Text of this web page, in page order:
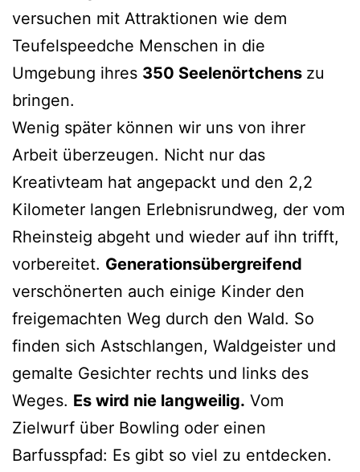
versuchen mit Attraktionen wie dem
Teufelspeedche Menschen in die
Umgebung ihres 350 Seelenörtchens zu
bringen.
Wenig später können wir uns von ihrer
Arbeit überzeugen. Nicht nur das
Kreativteam hat angepackt und den 2,2
Kilometer langen Erlebnisrundweg, der vom
Rheinsteig abgeht und wieder auf ihn trifft,
vorbereitet. Generationsübergreifend
verschönerten auch einige Kinder den
freigemachten Weg durch den Wald. So
finden sich Astschlangen, Waldgeister und
gemalte Gesichter rechts und links des
Weges. Es wird nie langweilig. Vom
Zielwurf über Bowling oder einen
Barfusspfad: Es gibt so viel zu entdecken.